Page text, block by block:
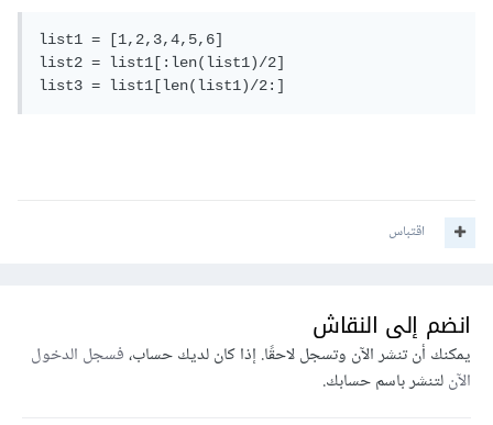
list1 = [1,2,3,4,5,6]
list2 = list1[:len(list1)/2]
list3 = list1[len(list1)/2:]
اقتباس
انضم إلى النقاش
يمكنك أن تنشر الآن وتسجل لاحقًا. إذا كان لديك حساب،فسجل الدخول
الآنلتنشر باسم حسابك.